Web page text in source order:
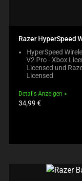
Razer HyperSpeed
HyperSpeed
V2 Pro - Xbox
Licensed und
Licensed
Details Anzeigen
Produktpreis:
34,99 €